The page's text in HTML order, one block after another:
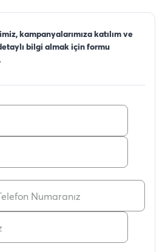
kampanyalarımıza katılım ve
bilgi almak için formu